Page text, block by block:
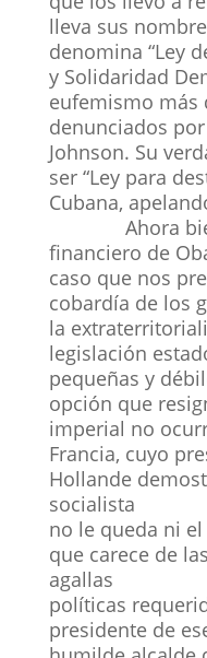
lleva sus
denomina “Ley
y Solidaridad
eufemismo más
denunciados por
Johnson. Su
ser “Ley para
Cubana,
Ahora bien,
financiero de
caso que nos
cobardía de los
la
legislación
pequeñas y
opción que
imperial no
Francia, cuyo
Hollande
socialista
no le queda ni
que carece de
agallas
políticas
presidente de